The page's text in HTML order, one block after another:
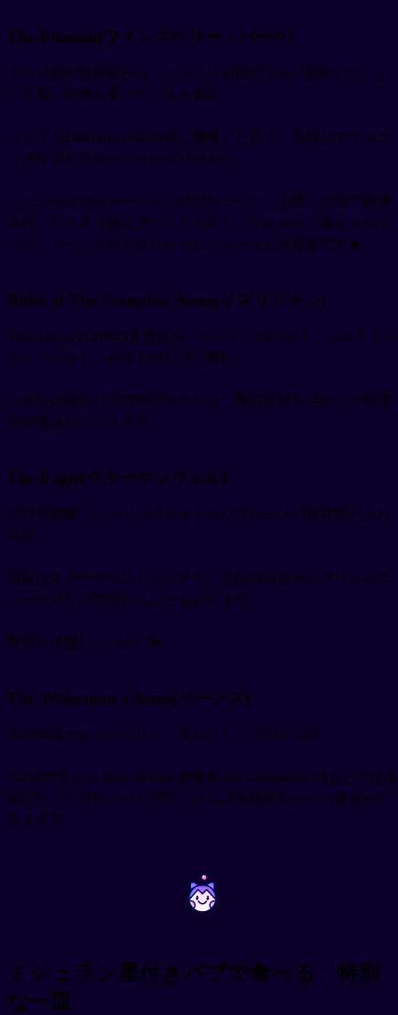
The Plimsoll(フィンズベリー・パーク)
グルメ層や批評家から「ロンドン屈指のフード志向パブ」と
して高い評価を受けている人気店。
シェフ Ed McIlroy が2021年に開業した店で、看板はアイコニ
ックなデクスター・チーズバーガー。
メニューはローテーション式のスナック・小皿・大皿で構成
され、アイオリ添えフライドポテト、マスタード添えメルゲ
ーズ、マッシュ添えグリルドピジョンなどが定番です🔥
Rake at The Compton Arms(イズリントン)
Time Out が2026年5月更新の「ロンドンのベスト・レストラン
50」でベスト・ガストロパブに選出。
小さな伝統的パブの中で出される、季節食材を活かした料理
が評価されています😊
The Eagle(クラーケンウェル)
1991年開業、ロンドンのガストロパブシーンの発祥地とされ
る店。
看板はステーキサンドイッチで、黒板の日替わりグリルメニ
ューは1日に2回変わることもあります。
歴史を体感したい人に💫
The Waterman's Arms(バーンズ)
2026年版エストレーリャ・ダム・トップ50で33位。
2023年9月から Patty & Bun 創業者 Joe Grossmann のもとで現体
制になった川沿いのパブで、テムズを眺めながらの食事がで
きます🚀
~ ~
ミシュラン星付きパブで食べる、特別
な一皿